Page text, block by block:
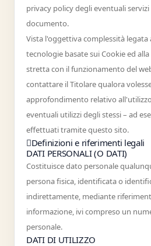
privacy policy degli eventuali
documento.
Vista l'oggettiva complessità
tecnologie basate sui Cookie ed
stretta con il funzionamento del
contattare il Titolare qualora
approfondimento relativo
eventuali utilizzi degli stessi – ad
effettuati tramite questo sito.
Definizioni e riferimenti legali
DATI PERSONALI (O DATI)
Costituisce dato personale
persona fisica, identificata o
indirettamente, mediante
informazione, ivi compreso un
personale.
DATI DI UTILIZZO